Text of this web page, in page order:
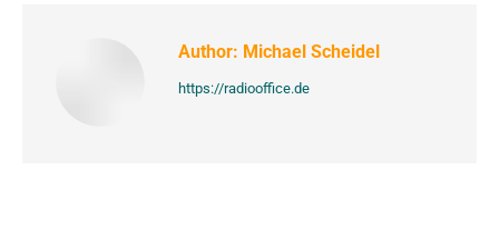
Author: Michael Scheidel
https://radiooffice.de